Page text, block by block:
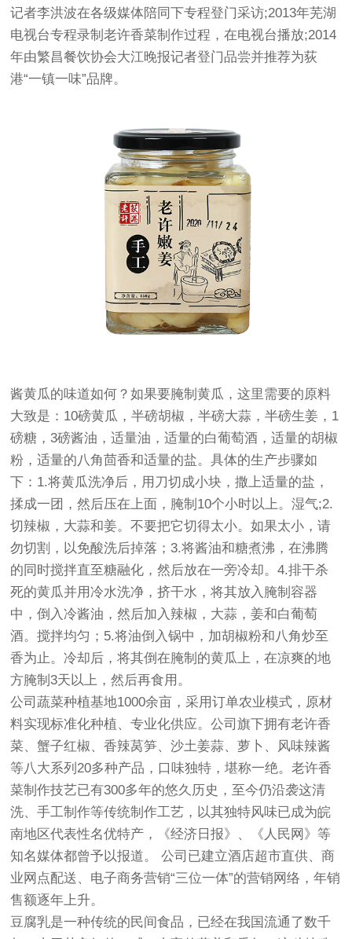
记者李洪波在各级媒体陪同下专程登门采访;2013年芜湖
电视台专程录制老许香菜制作过程，在电视台播放;2014
年由繁昌餐饮协会大江晚报记者登门品尝并推荐为荻
港“一镇一味”品牌。
酱黄瓜的味道如何？如果要腌制黄瓜，这里需要的原料
大致是：10磅黄瓜，半磅胡椒，半磅大蒜，半磅生姜，1
磅糖，3磅酱油，适量油，适量的白葡萄酒，适量的胡椒
粉，适量的八角茴香和适量的盐。具体的生产步骤如
下：1.将黄瓜洗净后，用刀切成小块，撒上适量的盐，
揉成一团，然后压在上面，腌制10个小时以上。湿气;2.
切辣椒，大蒜和姜。不要把它切得太小。如果太小，请
勿切割，以免酸洗后掉落；3.将酱油和糖煮沸，在沸腾
的同时搅拌直至糖融化，然后放在一旁冷却。4.排干杀
死的黄瓜并用冷水洗净，挤干水，将其放入腌制容器
中，倒入冷酱油，然后加入辣椒，大蒜，姜和白葡萄
酒。搅拌均匀；5.将油倒入锅中，加胡椒粉和八角炒至
香为止。冷却后，将其倒在腌制的黄瓜上，在凉爽的地
方腌制3天以上，然后再食用。
公司蔬菜种植基地1000余亩，采用订单农业模式，原材
料实现标准化种植、专业化供应。公司旗下拥有老许香
菜、蟹子红椒、香辣莴笋、沙土姜蒜、萝卜、风味辣酱
等八大系列20多种产品，口味独特，堪称一绝。老许香
菜制作技艺已有300多年的悠久历史，至今仍沿袭这清
洗、手工制作等传统制作工艺，以其独特风味已成为皖
南地区代表性名优特产，《经济日报》、《人民网》等
知名媒体都曾予以报道。 公司已建立酒店超市直供、商
业网点配送、电子商务营销“三位一体”的营销网络，年销
售额逐年上升。
豆腐乳是一种传统的民间食品，已经在我国流通了数千